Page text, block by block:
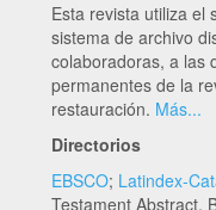
Esta revista utiliza el
sistema de archivo
colaboradoras, a las
permanentes de la
restauración. Más...
Directorios
EBSCO; Latindex-
Testament Abstract,